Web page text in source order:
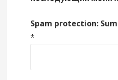
Spam protection:
*